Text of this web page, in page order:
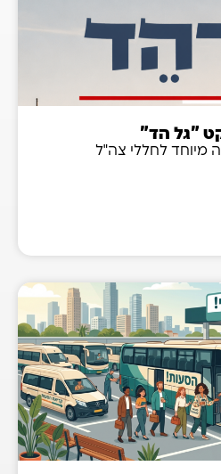
"גל הד"
מיוחד לחללי צה"ל